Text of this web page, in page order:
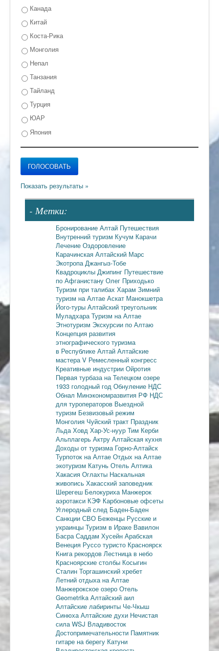
Канада
Китай
Коста-Рика
Монголия
Непал
Танзания
Тайланд
Турция
ЮАР
Япония
- Метки:
Бронирование Алтай Путешествия
Внутренний туризм Кучум Карачи
Лечение Оздоровление
Карачинская Алтайский Марс
Экотропа Джангыз-Тобе
Квадроциклы Джипинг Путешествие
по Афганистану Олег Приходько
Туризм при талибах Харам Зимний
туризм на Алтае Аскат Манокшетра
Його-туры Алтайский треугольник
Муладхара Туризм на Алтае
Этнотуризм Экскурсии по Алтаю
Концепция развития
этнографического туризма
в Республике Алтай Алтайские
мастера V Ремесленный конгресс
Креативные индустрии Ойротия
Первая турбаза на Телецком озере
1933 голодный год Обнуление НДС
Обнал Минэкономразвития РФ НДС
для туроператоров Выездной
туризм Безвизовый режим
Монголия Чуйский тракт Праздник
Льда Ховд Хар-Ус-нуур Тим Керби
Альплагерь Актру Алтайская кухня
Доходы от туризма Горно-Алтайск
Турпоток на Алтае Отдых на Алтае
экотуризм Катунь Отель Алтика
Хакасия Оглахты Наскальная
живопись Хакасский заповедник
Шерегеш Белокуриха Манжерок
аэротакси КЭФ Карбоновые офсеты
Углеродный след Баден-Баден
Санкции СВО Беженцы Русские и
украинцы Туризм в Ираке Вавилон
Басра Саддам Хусейн Арабская
Венеция Руссо туристо Красноярск
Книга рекордов Лестница в небо
Красноярские столбы Косыгин
Сталин Торгашинский хребет
Летний отдыха на Алтае
Манжерокское озеро Отель
Geometrika Алтайский аил
Алтайские лабиринты Че-Чкыш
Синюха Алтайские духи Нечистая
сила WSJ Владивосток
Достопримечательности Памятник
гитаре на берегу Катуни